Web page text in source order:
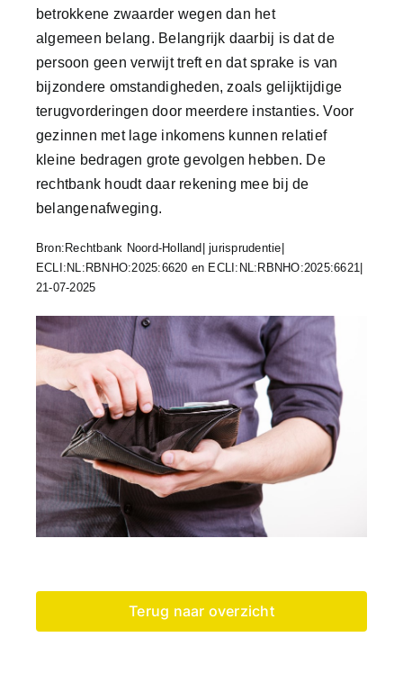
betrokkene zwaarder wegen dan het
algemeen belang. Belangrijk daarbij is dat de
persoon geen verwijt treft en dat sprake is van
bijzondere omstandigheden, zoals gelijktijdige
terugvorderingen door meerdere instanties. Voor
gezinnen met lage inkomens kunnen relatief
kleine bedragen grote gevolgen hebben. De
rechtbank houdt daar rekening mee bij de
belangenafweging.
Bron:Rechtbank Noord-Holland| jurisprudentie|
ECLI:NL:RBNHO:2025:6620 en ECLI:NL:RBNHO:2025:6621|
21-07-2025
Terug naar overzicht